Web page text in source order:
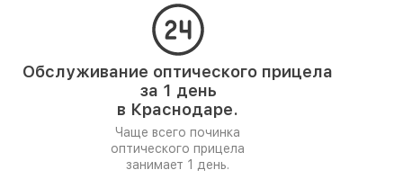
Обслуживание оптического прицела
за 1 день
в Краснодаре.
Чаще всего починка
оптического прицела
занимает 1 день.